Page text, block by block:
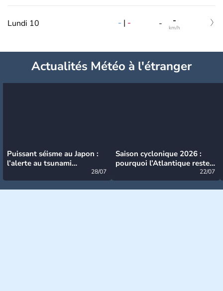
Lundi 10 - | - - -
km/h
Actualités Météo à l'étranger
Puissant séisme au Japon :
l’alerte au tsunami
28/07
Saison cyclonique 2026 :
pourquoi l’Atlantique reste
22/07